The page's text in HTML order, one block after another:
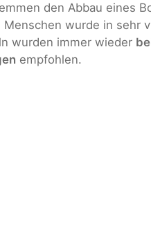
den Abbau eines
wurde in sehr
wurden immer wieder
empfohlen.